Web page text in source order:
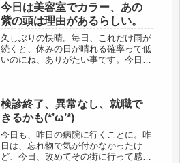
今日は美容室でカラー、あの
紫の頭は理由があるらしい。
久しぶりの快晴。毎日、これだけ雨が
続くと、休みの日が晴れる確率って低
いのにね、ありがたい事です。今日は
４月も来週振込予定だ。ちょっと贅沢
して...
検診終了、異常なし、就職で
きるかも(*’ω’*)
今日も、昨日の病院に行くことに。昨
日は、忘れ物で気が付かなかったけ
ど、今日、改めてその街に行って感じ